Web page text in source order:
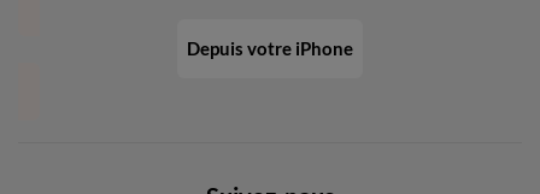
Depuis votre iPhone